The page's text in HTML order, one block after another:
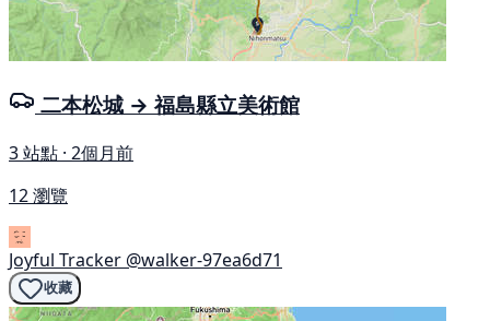
二本松城 → 福島縣立美術館
3 站點 · 2個月前
12 瀏覽
Joyful Tracker @walker-97ea6d71
收藏